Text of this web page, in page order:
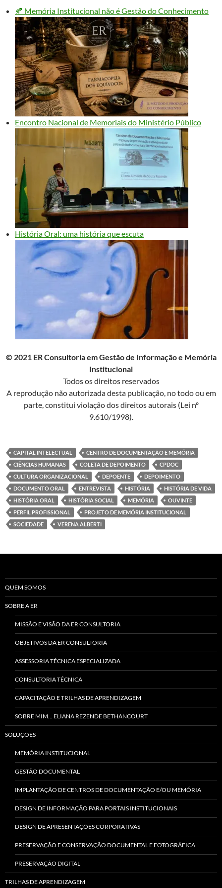
🍂 Memória Institucional não é Gestão do Conhecimento
Encontro Nacional de Memoriais do Ministério Público
História Oral: uma história que escuta
© 2021 ER Consultoria em Gestão de Informação e Memória
Institucional
Todos os direitos reservados
A reprodução não autorizada desta publicação, no todo ou em
parte, constitui violação dos direitos autorais (Lei nº
9.610/1998).
CAPITAL INTELECTUAL
CENTRO DE DOCUMENTAÇÃO E MEMÓRIA
CIÊNCIAS HUMANAS
COLETA DE DEPOIMENTO
CPDOC
CULTURA ORGANIZACIONAL
DEPOENTE
DEPOIMENTO
DOCUMENTO ORAL
ENTREVISTA HISTÓRIA
HISTÓRIA DE VIDA
HISTÓRIA ORAL
HISTÓRIA SOCIAL MEMÓRIA
OUVINTE
PERFIL PROFISSIONAL
PROJETO DE MEMÓRIA INSTITUCIONAL
SOCIEDADE
VERENA ALBERTI
QUEM SOMOS
SOBRE A ER
MISSÃO E VISÃO DA ER CONSULTORIA
OBJETIVOS DA ER CONSULTORIA
ASSESSORIA TÉCNICA ESPECIALIZADA
CONSULTORIA TÉCNICA
CAPACITAÇÃO E TRILHAS DE APRENDIZAGEM
SOBRE MIM… ELIANA REZENDE BETHANCOURT
SOLUÇÕES
MEMÓRIA INSTITUCIONAL
GESTÃO DOCUMENTAL
IMPLANTAÇÃO DE CENTROS DE DOCUMENTAÇÃO E/OU MEMÓRIA
DESIGN DE INFORMAÇÃO PARA PORTAIS INSTITUCIONAIS
DESIGN DE APRESENTAÇÕES CORPORATIVAS
PRESERVAÇÃO E CONSERVAÇÃO DOCUMENTAL E FOTOGRÁFICA
PRESERVAÇÃO DIGITAL
TRILHAS DE APRENDIZAGEM